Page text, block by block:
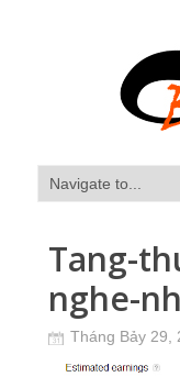
Tang-
nghe-
Tháng Bảy 29,